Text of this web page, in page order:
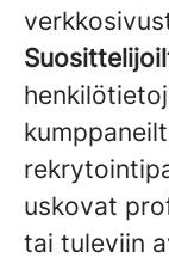
uskovat
tai tuleviin